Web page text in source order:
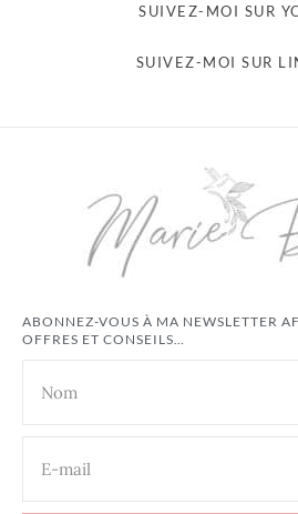
SUIVEZ-MOI SUR
SUIVEZ-MOI SUR
ABONNEZ-VOUS À MA NEWSLETTER
OFFRES ET CONSEILS…